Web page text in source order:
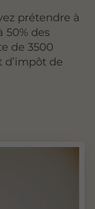
prétendre à
50% des
de 3500
de